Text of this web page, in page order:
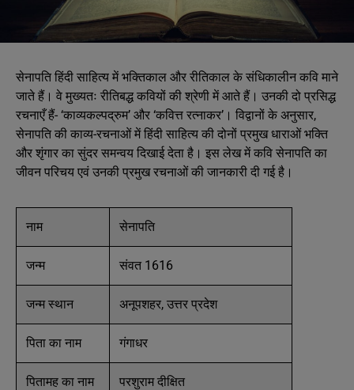
सेनापति हिंदी साहित्य में भक्तिकाल और रीतिकाल के संधिकालीन कवि माने
जाते हैं। वे मुख्यतः रीतिबद्ध कवियों की श्रेणी में आते हैं। उनकी दो प्रसिद्ध
रचनाएँ हैं- ‘काव्यकल्पद्रुम’ और ‘कवित्त रत्नाकर’। विद्वानों के अनुसार,
सेनापति की काव्य-रचनाओं में हिंदी साहित्य की दोनों प्रमुख धाराओं भक्ति
और शृंगार का सुंदर समन्वय दिखाई देता है। इस लेख में कवि सेनापति का
जीवन परिचय एवं उनकी प्रमुख रचनाओं की जानकारी दी गई है।
नाम सेनापति
जन्म संवत 1616
जन्म स्थान अनूपशहर, उत्तर प्रदेश
पिता का नाम गंगाधर
पितामह का नाम परशुराम दीक्षित